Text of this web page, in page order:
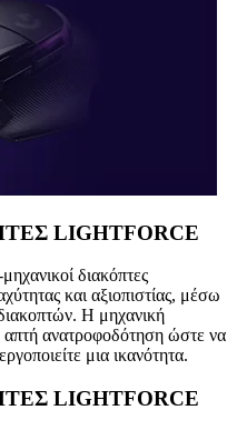
LIGHTFORCE
διακόπτες
και αξιοπιστίας, μέσω
Η μηχανική
απτή ανατροφοδότηση ώστε να
μια ικανότητα.
LIGHTFORCE